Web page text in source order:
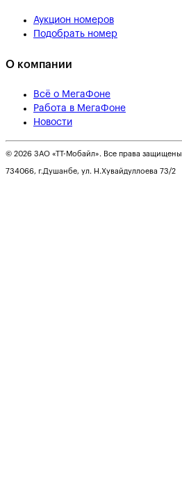
Аукцион номеров
Подобрать номер
О компании
Всё о МегаФоне
Работа в МегаФоне
Новости
© 2026 ЗАО «ТТ-Мобайл». Все права защищены
734066, г.Душанбе, ул. Н.Хувайдуллоева 73/2